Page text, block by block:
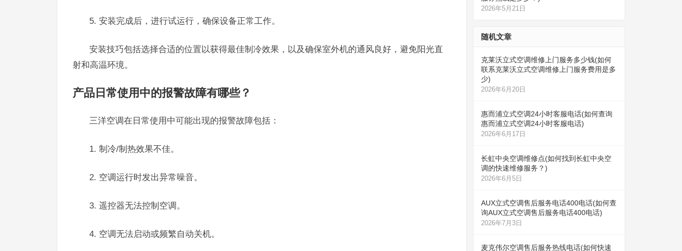
5. 安装完成后，进行试运行，确保设备正常工作。
安装技巧包括选择合适的位置以获得最佳制冷效果，以及确保室外机的通风良好，避免阳光直
射和高温环境。
产品日常使用中的报警故障有哪些？
三洋空调在日常使用中可能出现的报警故障包括：
1. 制冷/制热效果不佳。
2. 空调运行时发出异常噪音。
3. 遥控器无法控制空调。
4. 空调无法启动或频繁自动关机。
2026年5月21日
随机文章
克莱沃立式空调维修上门服务多少钱(如何
联系克莱沃立式空调维修上门服务费用是多
少)
2026年6月20日
惠而浦立式空调24小时客服电话(如何查询
惠而浦立式空调24小时客服电话)
2026年6月17日
长虹中央空调维修点(如何找到长虹中央空
调的快速维修服务？)
2026年6月5日
AUX立式空调售后服务电话400电话(如何查
询AUX立式空调售后服务电话400电话)
2026年7月3日
麦克伟尔空调售后服务热线电话(如何快速